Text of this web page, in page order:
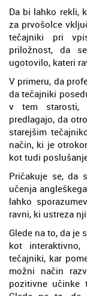
Da bi lahko rekli,
za prvošolce
tečajniki pri
priložnost, da
ugotovilo, kateri
V primeru, da
da tečajniki
v tem starosti,
predlagajo, da
starejšim
način, ki je
kot tudi
Pričakuje se, da
učenja
lahko
ravni, ki ustreza
Glede na to, da je
kot
tečajniki, kar
možni način
pozitivne učinke